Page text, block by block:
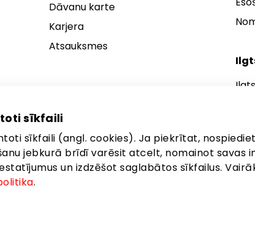
sīkfaili
sīkfaili (angl. cookies). Ja piekrītat,
jebkurā brīdī varēsit atcelt, nomainot savas
un izdzēšot saglabātos sīkfailus.
.
Dāvanu karte
Karjera
Atsauksmes